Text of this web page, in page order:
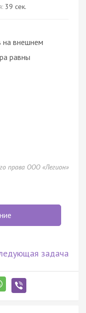
39 сек.
на внешнем
равны
права ООО «Легион»
задача